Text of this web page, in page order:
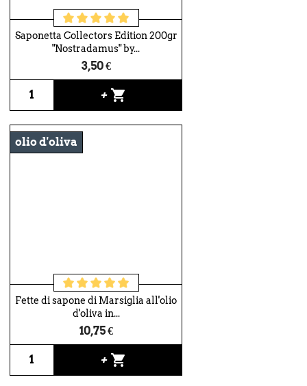
Saponetta Collectors Edition 200gr
"Nostradamus" by...
3,50 €
+ shopping_cart
Fette di sapone di Marsiglia all'olio
d'oliva in...
10,75 €
+ shopping_cart
olio d'oliva